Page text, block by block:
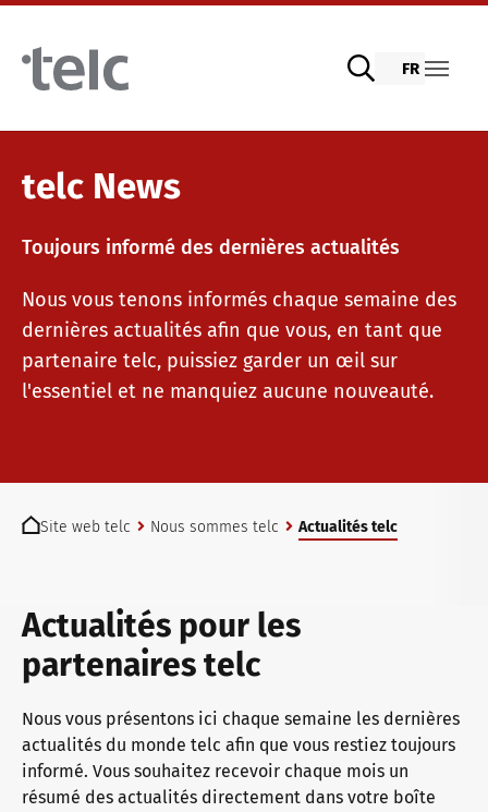
Skip to main content
Examens de langue
Examens numériques telc avec DIGItelc 2.0
Examens de certification
Examens telc à Bad Homburg
Devenir centre d’examen telc
Test de placement
Matériel pédagogique
Allemand pour l’intégration
Allemand professionnel
Apprentissage de l’allemand avec les manuels telc
Programme éditorial : Assistance & FAQ
Offres de formation
Qualifications : évaluer et examiner
Événements en interne
Qualification Responsabilité des examens
L'avenir parle telc
telc dans la presse
Carrière
FR
telc News
Toujours informé des dernières actualités
Nous vous tenons informés chaque semaine des
dernières actualités afin que vous, en tant que
partenaire telc, puissiez garder un œil sur
l'essentiel et ne manquiez aucune nouveauté.
Site web telc
Nous sommes telc Actualités telc
Actualités pour les
partenaires telc
Nous vous présentons ici chaque semaine les dernières
actualités du monde telc afin que vous restiez toujours
informé. Vous souhaitez recevoir chaque mois un
résumé des actualités directement dans votre boîte